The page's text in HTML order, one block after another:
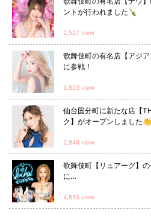
ントが行われました🍾
2,527 view
歌舞伎町の有名店【アジ
に参戦！
3,823 view
仙台国分町に新たな店【
ク】がオープンしました
2,948 view
歌舞伎町【リュアーグ】
に…
4,855 view